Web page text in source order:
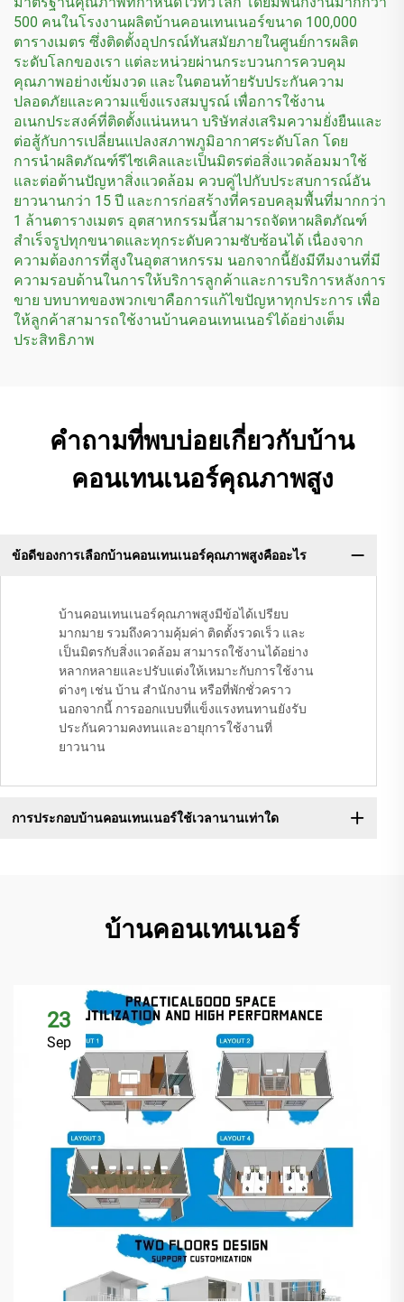
500 คนในโรงงานผลิตบ้านคอนเทนเนอร์ขนาด 100,000
ตารางเมตร ซึ่งติดตั้งอุปกรณ์ทันสมัยภายในศูนย์การผลิต
ระดับโลกของเรา แต่ละหน่วยผ่านกระบวนการควบคุม
คุณภาพอย่างเข้มงวด และในตอนท้ายรับประกันความ
ปลอดภัยและความแข็งแรงสมบูรณ์ เพื่อการใช้งาน
อเนกประสงค์ที่ติดตั้งแน่นหนา บริษัทส่งเสริมความยั่งยืนและ
ต่อสู้กับการเปลี่ยนแปลงสภาพภูมิอากาศระดับโลก โดย
การนำผลิตภัณฑ์รีไซเคิลและเป็นมิตรต่อสิ่งแวดล้อมมาใช้
และต่อต้านปัญหาสิ่งแวดล้อม ควบคู่ไปกับประสบการณ์อัน
ยาวนานกว่า 15 ปี และการก่อสร้างที่ครอบคลุมพื้นที่มากกว่า
1 ล้านตารางเมตร อุตสาหกรรมนี้สามารถจัดหาผลิตภัณฑ์
สำเร็จรูปทุกขนาดและทุกระดับความซับซ้อนได้ เนื่องจาก
ความต้องการที่สูงในอุตสาหกรรม นอกจากนี้ยังมีทีมงานที่มี
ความรอบด้านในการให้บริการลูกค้าและการบริการหลังการ
ขาย บทบาทของพวกเขาคือการแก้ไขปัญหาทุกประการ เพื่อ
ให้ลูกค้าสามารถใช้งานบ้านคอนเทนเนอร์ได้อย่างเต็ม
ประสิทธิภาพ
คำถามที่พบบ่อยเกี่ยวกับบ้าน
คอนเทนเนอร์คุณภาพสูง
ข้อดีของการเลือกบ้านคอนเทนเนอร์คุณภาพสูงคืออะไร
บ้านคอนเทนเนอร์คุณภาพสูงมีข้อได้เปรียบ
มากมาย รวมถึงความคุ้มค่า ติดตั้งรวดเร็ว และ
เป็นมิตรกับสิ่งแวดล้อม สามารถใช้งานได้อย่าง
หลากหลายและปรับแต่งให้เหมาะกับการใช้งาน
ต่างๆ เช่น บ้าน สำนักงาน หรือที่พักชั่วคราว
นอกจากนี้ การออกแบบที่แข็งแรงทนทานยังรับ
ประกันความคงทนและอายุการใช้งานที่
ยาวนาน
การประกอบบ้านคอนเทนเนอร์ใช้เวลานานเท่าใด
บ้านคอนเทนเนอร์
23
Sep